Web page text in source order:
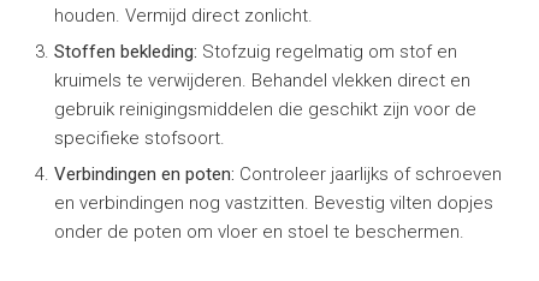
houden. Vermijd direct zonlicht.
Stoffen bekleding: Stofzuig regelmatig om stof en
kruimels te verwijderen. Behandel vlekken direct en
gebruik reinigingsmiddelen die geschikt zijn voor de
specifieke stofsoort.
Verbindingen en poten: Controleer jaarlijks of schroeven
en verbindingen nog vastzitten. Bevestig vilten dopjes
onder de poten om vloer en stoel te beschermen.